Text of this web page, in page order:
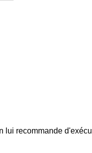
recommande